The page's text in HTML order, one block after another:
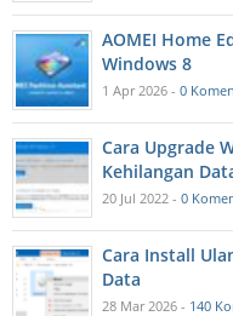
AOMEI Home
Windows 8
1 Apr 2026 - 0
Cara Upgrade
Kehilangan
20 Jul 2022 - 0
Cara Install
Data
28 Mar 2026 - 140